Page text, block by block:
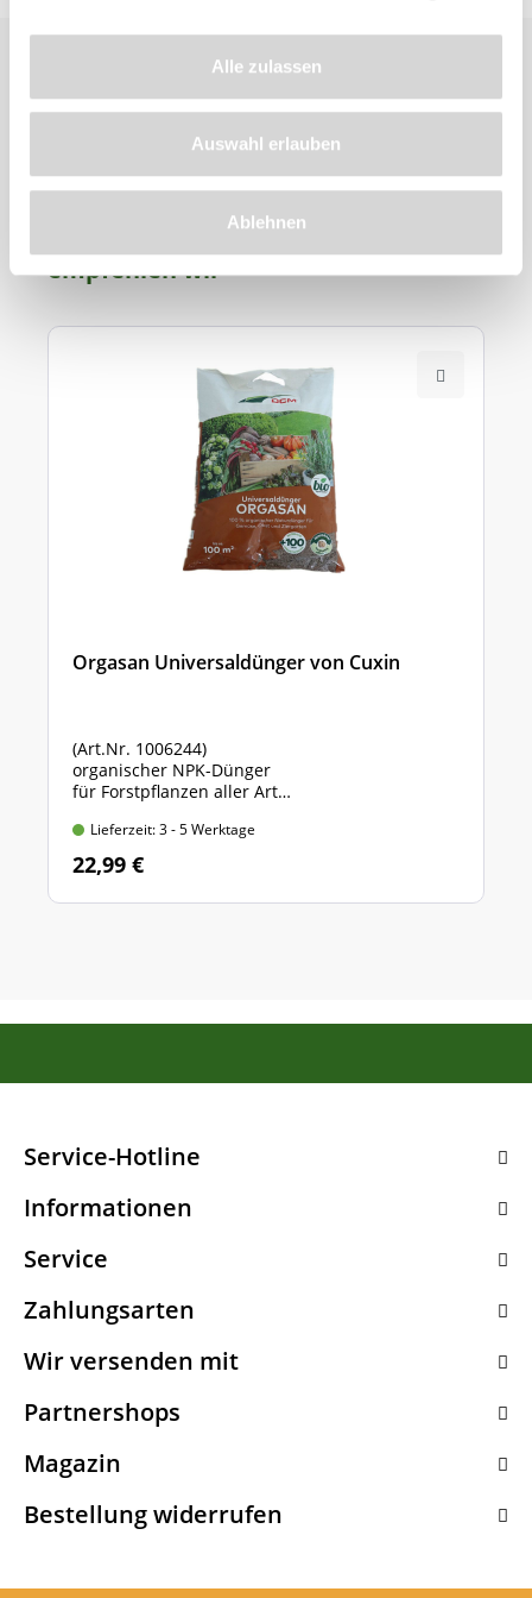
Alle zulassen
Auswahl erlauben
Ablehnen
empfehlen wir
Orgasan Universaldünger von Cuxin
(Art.Nr. 1006244)
organischer NPK-Dünger
für Forstpflanzen aller Art
Lieferzeit: 3 - 5 Werktage
22,99 €
Service-Hotline
Informationen
Service
Zahlungsarten
Wir versenden mit
Partnershops
Magazin
Bestellung widerrufen